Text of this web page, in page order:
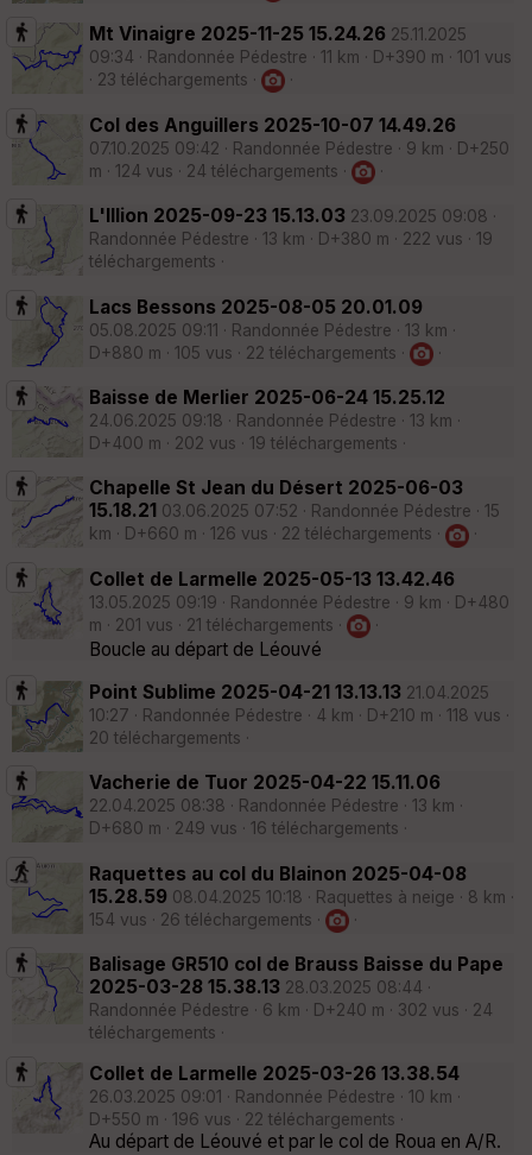
Mt Vinaigre 2025-11-25 15.24.26 25.11.2025
09:34 · Randonnée Pédestre · 11 km · D+390 m · 101 vus
· 23 téléchargements ·
·
Col des Anguillers 2025-10-07 14.49.26
07.10.2025 09:42 · Randonnée Pédestre · 9 km · D+250
m · 124 vus · 24 téléchargements ·
·
L'Illion 2025-09-23 15.13.03 23.09.2025 09:08 ·
Randonnée Pédestre · 13 km · D+380 m · 222 vus · 19
téléchargements ·
Lacs Bessons 2025-08-05 20.01.09
05.08.2025 09:11 · Randonnée Pédestre · 13 km ·
D+880 m · 105 vus · 22 téléchargements ·
·
Baisse de Merlier 2025-06-24 15.25.12
24.06.2025 09:18 · Randonnée Pédestre · 13 km ·
D+400 m · 202 vus · 19 téléchargements ·
Chapelle St Jean du Désert 2025-06-03
15.18.21 03.06.2025 07:52 · Randonnée Pédestre · 15
km · D+660 m · 126 vus · 22 téléchargements ·
·
Collet de Larmelle 2025-05-13 13.42.46
13.05.2025 09:19 · Randonnée Pédestre · 9 km · D+480
m · 201 vus · 21 téléchargements ·
·
Boucle au départ de Léouvé
Point Sublime 2025-04-21 13.13.13 21.04.2025
10:27 · Randonnée Pédestre · 4 km · D+210 m · 118 vus ·
20 téléchargements ·
Vacherie de Tuor 2025-04-22 15.11.06
22.04.2025 08:38 · Randonnée Pédestre · 13 km ·
D+680 m · 249 vus · 16 téléchargements ·
Raquettes au col du Blainon 2025-04-08
15.28.59 08.04.2025 10:18 · Raquettes à neige · 8 km ·
154 vus · 26 téléchargements ·
·
Balisage GR510 col de Brauss Baisse du Pape
2025-03-28 15.38.13 28.03.2025 08:44 ·
Randonnée Pédestre · 6 km · D+240 m · 302 vus · 24
téléchargements ·
Collet de Larmelle 2025-03-26 13.38.54
26.03.2025 09:01 · Randonnée Pédestre · 10 km ·
D+550 m · 196 vus · 22 téléchargements ·
Au départ de Léouvé et par le col de Roua en A/R.